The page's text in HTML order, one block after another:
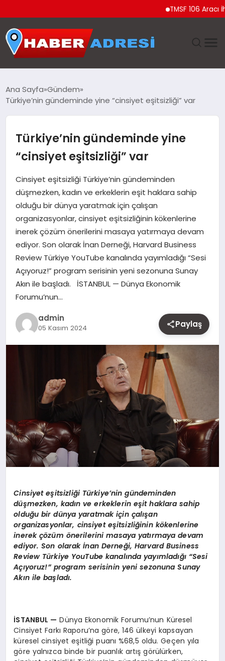
TMSF 106 Aracı
GÜNDEM
SPOR
EKONOMI
TEKNOLOJI
EĞITIM
MAGAZIN
YAŞAM
OTOMOBIL
Ana Sayfa Gündem
Türkiye’nin gündeminde yine “cinsiyet eşitsizliği” var
Türkiye’nin gündeminde yine
“cinsiyet eşitsizliği” var
Cinsiyet eşitsizliği Türkiye’nin gündeminden
düşmezken, kadın ve erkeklerin eşit haklara sahip
olduğu bir dünya yaratmak için çalışan
organizasyonlar, cinsiyet eşitsizliğinin kökenlerine
inerek çözüm önerilerini masaya yatırmaya devam
ediyor. Son olarak İnan Derneği, Harvard Business
Review Türkiye YouTube kanalında yayımladığı “Sesi
Açıyoruz!” program serisinin yeni sezonuna Sunay
Akın ile başladı. İSTANBUL — Dünya Ekonomik
Forumu’nun…
admin
05 Kasım 2024 Paylaş
Cinsiyet eşitsizliği Türkiye’nin gündeminden
düşmezken, kadın ve erkeklerin eşit haklara sahip
olduğu bir dünya yaratmak için çalışan
organizasyonlar, cinsiyet eşitsizliğinin kökenlerine
inerek çözüm önerilerini masaya yatırmaya devam
ediyor. Son olarak İnan Derneği, Harvard Business
Review Türkiye YouTube kanalında yayımladığı “Sesi
Açıyoruz!” program serisinin yeni sezonuna Sunay
Akın ile başladı.
İSTANBUL — Dünya Ekonomik Forumu’nun Küresel
Cinsiyet Farkı Raporu’na göre, 146 ülkeyi kapsayan
küresel cinsiyet eşitliği puanı %68,5 oldu. Geçen yıla
göre yalnızca binde bir puanlık artış görülürken,